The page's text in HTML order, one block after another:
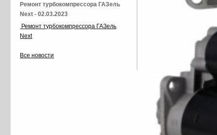
Ремонт турбокомпрессора ГАЗель
Next - 02.03.2023
Ремонт турбокомпрессора ГАЗель
Next
Все новости